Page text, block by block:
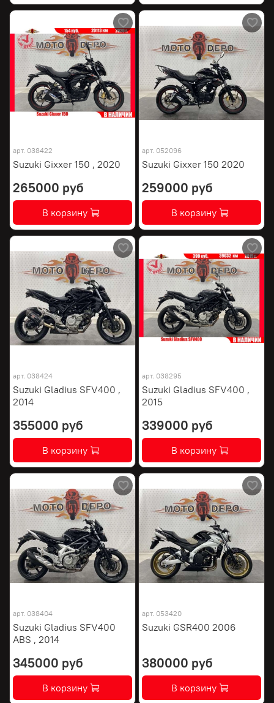
арт. 038422
Suzuki Gixxer 150 , 2020
265000 руб
В корзину
арт. 052096
Suzuki Gixxer 150 2020
259000 руб
В корзину
арт. 038424
Suzuki Gladius SFV400 ,
2014
355000 руб
В корзину
арт. 038295
Suzuki Gladius SFV400 ,
2015
339000 руб
В корзину
арт. 038404
Suzuki Gladius SFV400
ABS , 2014
345000 руб
В корзину
арт. 053420
Suzuki GSR400 2006
380000 руб
В корзину